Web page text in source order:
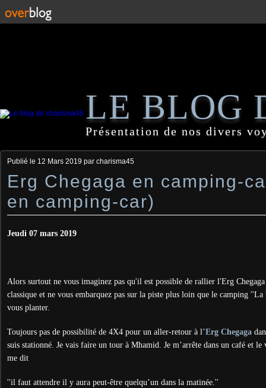
LE BLOG
Présentation de nos divers
Publié le 12 Mars 2019 par charisma45
Erg Chegaga en camping-
en camping-car)
Jeudi 07 mars 2019
Alors surtout ne vous imaginez pas qu'il est possible de rallier l'Erg
classique et ne vous embarquez pas sur la piste plus loin que le camping
vous planter.
Toujours pas de possibilité de 4X4 pour un aller-retour à l’Erg Chegaga
suis stationné. Je vais faire un tour à Mhamid. Je m’arrête dans un café et le
me dit
''il faut attendre il y aura peut-être quelqu’un dans la matinée.''